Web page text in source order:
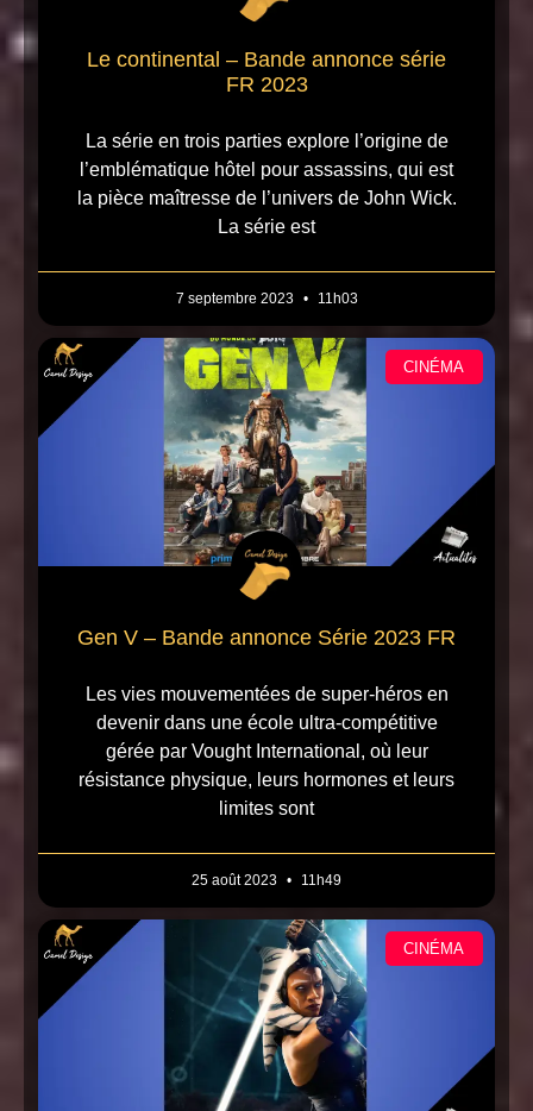
Le continental – Bande annonce série
FR 2023
La série en trois parties explore l’origine de
l’emblématique hôtel pour assassins, qui est
la pièce maîtresse de l’univers de John Wick.
La série est
7 septembre 2023 11h03
CINÉMA
Gen V – Bande annonce Série 2023 FR
Les vies mouvementées de super-héros en
devenir dans une école ultra-compétitive
gérée par Vought International, où leur
résistance physique, leurs hormones et leurs
limites sont
25 août 2023 11h49
CINÉMA